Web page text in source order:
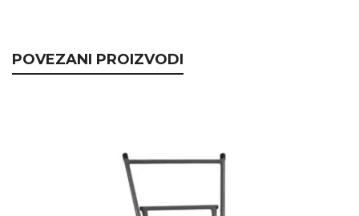
POVEZANI PROIZVODI